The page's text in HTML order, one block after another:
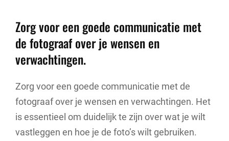
Zorg voor een goede communicatie met
de fotograaf over je wensen en
verwachtingen.
Zorg voor een goede communicatie met de
fotograaf over je wensen en verwachtingen. Het
is essentieel om duidelijk te zijn over wat je wilt
vastleggen en hoe je de foto’s wilt gebruiken.